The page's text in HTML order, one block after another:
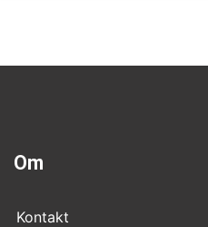
Om
Kontakt